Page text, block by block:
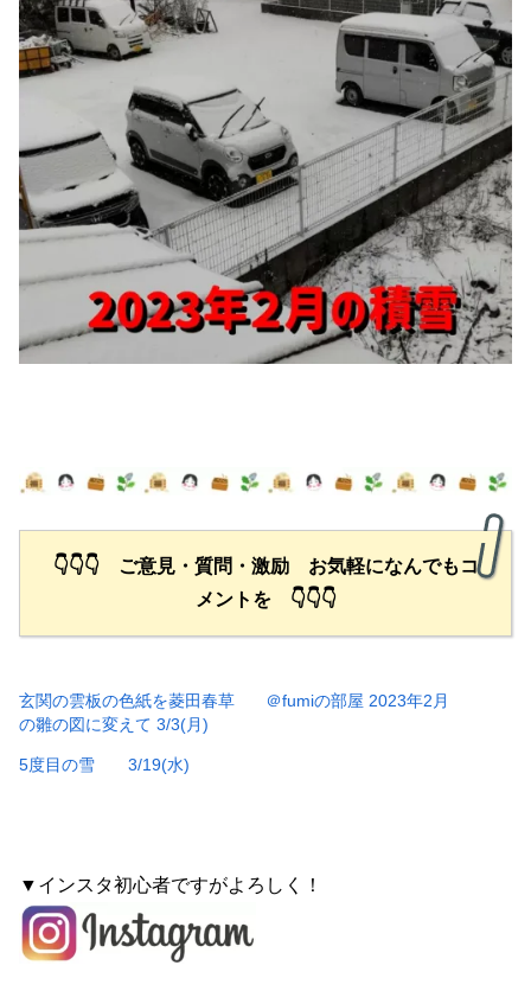
👇👇👇 ご意見・質問・激励 お気軽になんでもコ
メントを 👇👇👇
玄関の雲板の色紙を菱田春草
の雛の図に変えて 3/3(月)
＠fumiの部屋 2023年2月
5度目の雪 3/19(水)
▼インスタ初心者ですがよろしく！